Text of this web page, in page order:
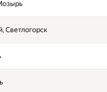
Светлогорск
Светлогорск